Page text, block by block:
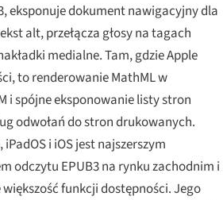
eksponuje dokument nawigacyjny dla
alt, przełącza głosy na tagach
medialne. Tam, gdzie Apple
to renderowanie MathML w
i spójne eksponowanie listy stron
odwołań do stron drukowanych.
iPadOS i iOS jest najszerszym
odczytu EPUB3 na rynku zachodnim i
funkcji dostępności. Jego